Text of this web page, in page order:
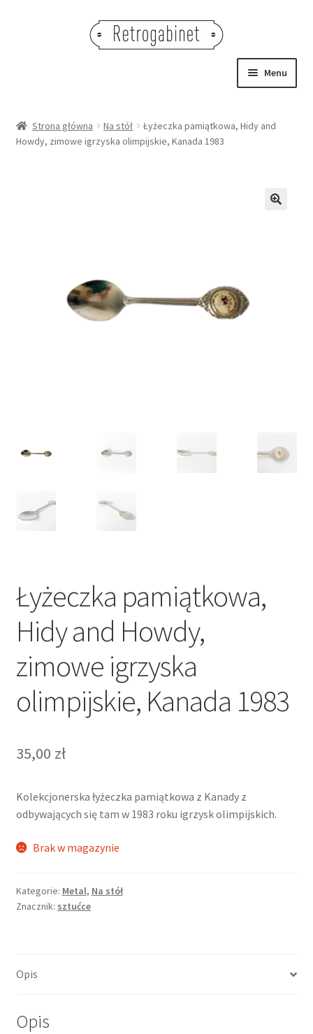
Menu
OBRAZY
Strona główna Na stół
Łyżeczka pamiątkowa, Hidy and
Howdy, zimowe igrzyska olimpijskie, Kanada 1983
Łyżeczka pamiątkowa,
Hidy and Howdy,
zimowe igrzyska
olimpijskie, Kanada 1983
35,00 zł
Kolekcjonerska łyżeczka pamiątkowa z Kanady z
odbywających się tam w 1983 roku igrzysk olimpijskich.
Brak w magazynie
Kategorie: Metal, Na stół
Znacznik: sztućce
Opis
Opis